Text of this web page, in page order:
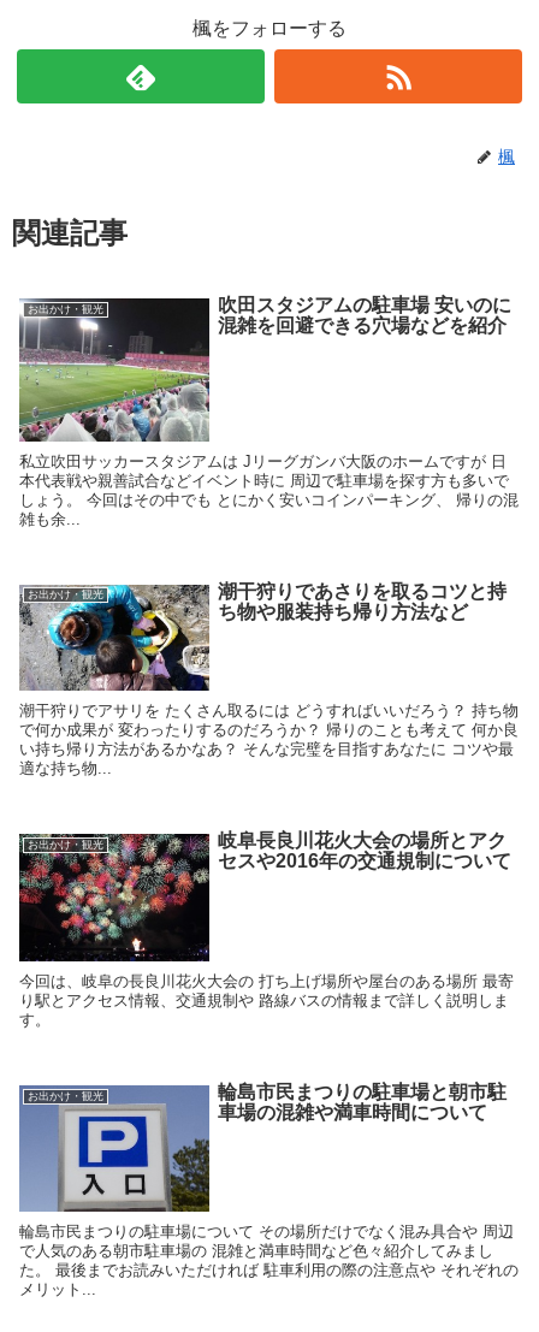
楓をフォローする
楓
関連記事
お出かけ・観光
吹田スタジアムの駐車場 安いのに
混雑を回避できる穴場などを紹介
私立吹田サッカースタジアムは Jリーグガンバ大阪のホームですが 日
本代表戦や親善試合などイベント時に 周辺で駐車場を探す方も多いで
しょう。 今回はその中でも とにかく安いコインパーキング、 帰りの混
雑も余...
お出かけ・観光
潮干狩りであさりを取るコツと持
ち物や服装持ち帰り方法など
潮干狩りでアサリを たくさん取るには どうすればいいだろう？ 持ち物
で何か成果が 変わったりするのだろうか？ 帰りのことも考えて 何か良
い持ち帰り方法があるかなあ？ そんな完璧を目指すあなたに コツや最
適な持ち物...
お出かけ・観光
岐阜長良川花火大会の場所とアク
セスや2016年の交通規制について
今回は、岐阜の長良川花火大会の 打ち上げ場所や屋台のある場所 最寄
り駅とアクセス情報、交通規制や 路線バスの情報まで詳しく説明しま
す。
お出かけ・観光
輪島市民まつりの駐車場と朝市駐
車場の混雑や満車時間について
輪島市民まつりの駐車場について その場所だけでなく混み具合や 周辺
で人気のある朝市駐車場の 混雑と満車時間など色々紹介してみまし
た。 最後までお読みいただければ 駐車利用の際の注意点や それぞれの
メリット...